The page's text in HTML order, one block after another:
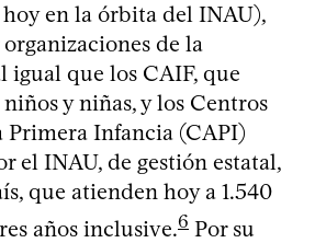
en la órbita del INAU),
de la
igual que los CAIF, que
niños y niñas, y los Centros
Primera Infancia (CAPI)
el INAU, de gestión estatal,
que atienden hoy a 1.540
años inclusive.6 Por su